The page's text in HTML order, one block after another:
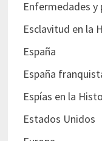
Enfermedades y
Esclavitud en la
España
España
Espías en la
Estados Unidos